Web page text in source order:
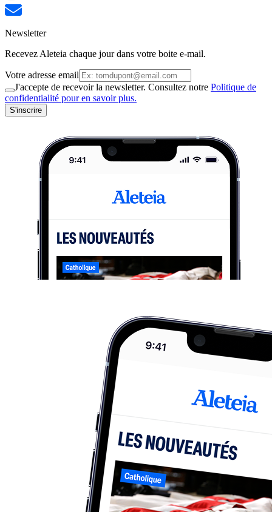
Newsletter
Recevez Aleteia chaque jour dans votre boite e-mail.
Votre adresse email
J'accepte de recevoir la newsletter. Consultez notre Politique de
confidentialité pour en savoir plus.
S'inscrire